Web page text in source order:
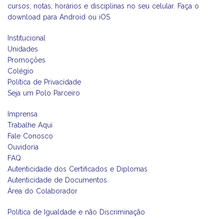
cursos, notas, horários e disciplinas no seu celular. Faça o
download para Android ou iOS
Institucional
Unidades
Promoções
Colégio
Política de Privacidade
Seja um Polo Parceiro
Imprensa
Trabalhe Aqui
Fale Conosco
Ouvidoria
FAQ
Autenticidade dos Certificados e Diplomas
Autenticidade de Documentos
Área do Colaborador
Política de Igualdade e não Discriminação